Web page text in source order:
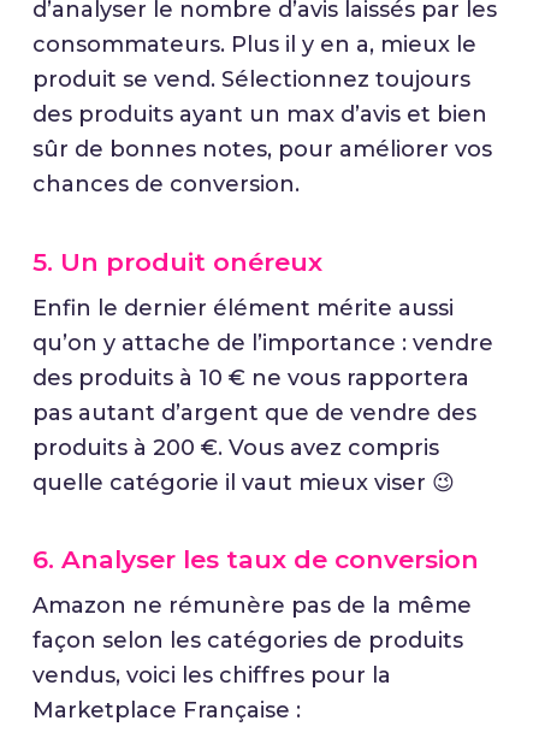
d’analyser le nombre d’avis laissés par les
consommateurs. Plus il y en a, mieux le
produit se vend. Sélectionnez toujours
des produits ayant un max d’avis et bien
sûr de bonnes notes, pour améliorer vos
chances de conversion.
5. Un produit onéreux
Enfin le dernier élément mérite aussi
qu’on y attache de l’importance : vendre
des produits à 10 € ne vous rapportera
pas autant d’argent que de vendre des
produits à 200 €. Vous avez compris
quelle catégorie il vaut mieux viser 😉
6. Analyser les taux de conversion
Amazon ne rémunère pas de la même
façon selon les catégories de produits
vendus, voici les chiffres pour la
Marketplace Française :